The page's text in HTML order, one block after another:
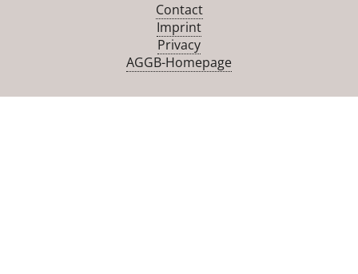
Contact
Imprint
Privacy
AGGB-Homepage